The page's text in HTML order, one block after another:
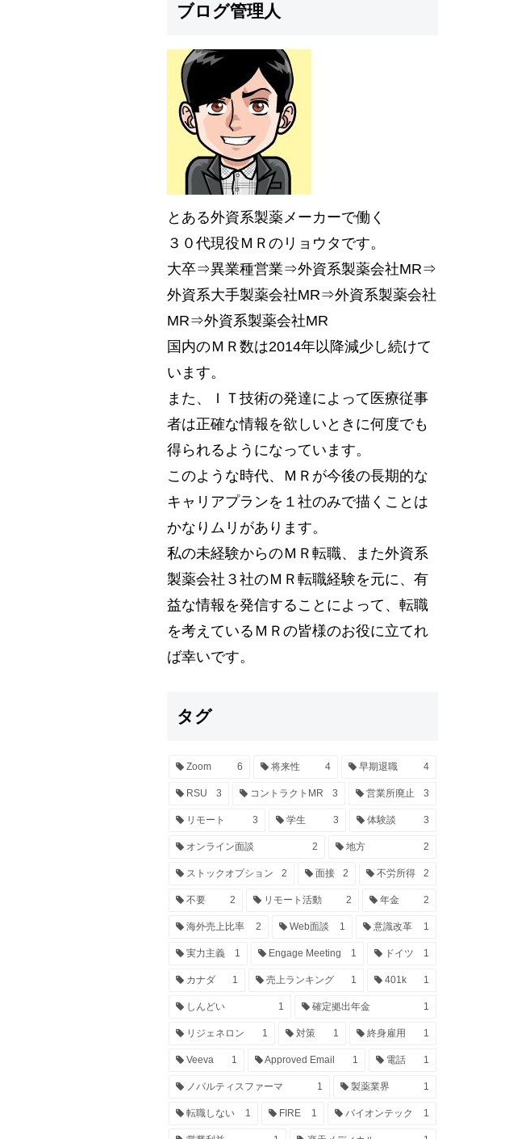
ブログ管理人
とある外資系製薬メーカーで働く
３０代現役ＭＲのリョウタです。
大卒⇒異業種営業⇒外資系製薬会社MR⇒
外資系大手製薬会社MR⇒外資系製薬会社
MR⇒外資系製薬会社MR
国内のＭＲ数は2014年以降減少し続けて
います。
また、ＩＴ技術の発達によって医療従事
者は正確な情報を欲しいときに何度でも
得られるようになっています。
このような時代、ＭＲが今後の長期的な
キャリアプランを１社のみで描くことは
かなりムリがあります。
私の未経験からのＭＲ転職、また外資系
製薬会社３社のＭＲ転職経験を元に、有
益な情報を発信することによって、転職
を考えているＭＲの皆様のお役に立てれ
ば幸いです。
タグ
Zoom 6 将来性 4 早期退職 4
RSU 3 コントラクトMR 3 営業所廃止 3
リモート 3 学生 3 体験談 3
オンライン面談 2 地方 2
ストックオプション 2 面接 2 不労所得 2
不要 2 リモート活動 2 年金 2
海外売上比率 2 Web面談 1 意識改革 1
実力主義 1 Engage Meeting 1 ドイツ 1
カナダ 1 売上ランキング 1 401k 1
しんどい 1 確定拠出年金 1
リジェネロン 1 対策 1 終身雇用 1
Veeva 1 Approved Email 1 電話 1
ノバルティスファーマ 1 製薬業界 1
転職しない 1 FIRE 1 バイオンテック 1